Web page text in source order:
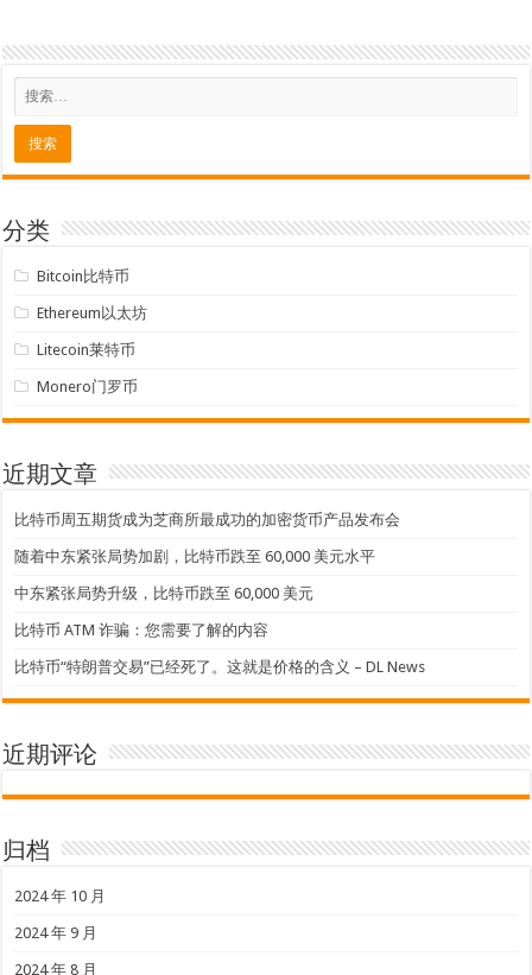
分类
Bitcoin比特币
Ethereum以太坊
Litecoin莱特币
Monero门罗币
近期文章
比特币周五期货成为芝商所最成功的加密货币产品发布会
随着中东紧张局势加剧，比特币跌至 60,000 美元水平
中东紧张局势升级，比特币跌至 60,000 美元
比特币 ATM 诈骗：您需要了解的内容
比特币“特朗普交易”已经死了。这就是价格的含义 – DL News
近期评论
归档
2024 年 10 月
2024 年 9 月
2024 年 8 月